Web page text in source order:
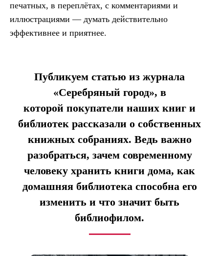
печатных, в переплётах, с комментариями и
иллюстрациями — думать действительно
эффективнее и приятнее.
Публикуем статью из журнала
«Серебряный город», в
которой покупатели наших книг и
библиотек рассказали о собственных
книжных собраниях. Ведь важно
разобраться, зачем современному
человеку хранить книги дома, как
домашняя библиотека способна его
изменить и что значит быть
библиофилом.